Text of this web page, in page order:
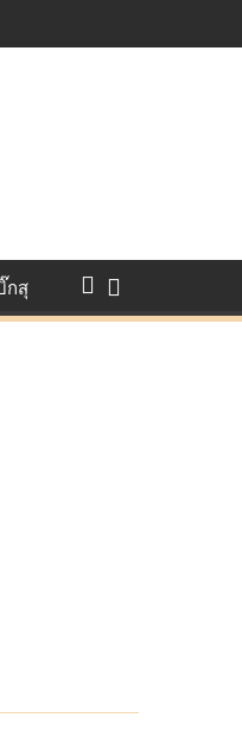
นาชาติ ที่ประเทศอังกฤษ :
กสุ